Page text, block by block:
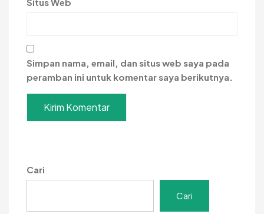
Situs Web
Simpan nama, email, dan situs web saya pada
peramban ini untuk komentar saya berikutnya.
Cari
Cari